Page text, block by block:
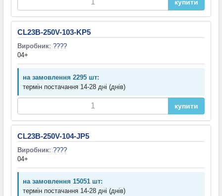
купити
CL23B-250V-103-KP5
Виробник: ????
04+
на замовлення 2295 шт:
термін постачання 14-28 дні (днів)
купити
CL23B-250V-104-JP5
Виробник: ????
04+
на замовлення 15051 шт:
термін постачання 14-28 дні (днів)